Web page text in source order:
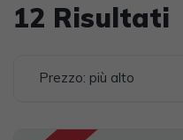
12 Risultati
Prezzo: più alto